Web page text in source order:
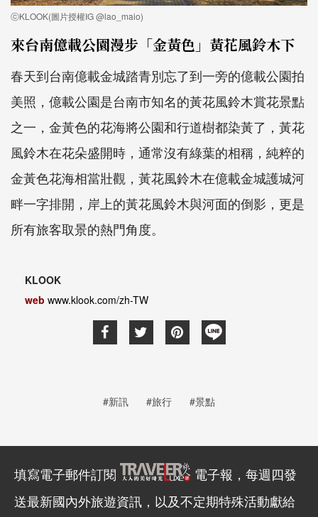
ⓒKLOOK(圖片授權IG @lao_maio)
來台南億載公園漫步「金黃色」黃花風鈴木下
春天到台南億載金城踏青別忘了到一旁的億載公園拍
美照，億載公園是台南市知名的黃花風鈴木賞花景點
之一，金黃色的花海將公園和行道樹都染黃了，黃花
風鈴木在花朵盛開時，通常沒有綠葉的相稱，純粹的
金黃色花海相當壯觀，黃花風鈴木在億載金城護城河
畔一字排開，岸上的黃花風鈴木與河面的倒影，更是
所有旅客取景的熱門角度。
KLOOK
web www.klook.com/zh-TW
#新訊 #旅行 #景點
填寫電子郵件訂閱
電子報，每週四發
送最新國內外旅遊資訊，以及不定期特殊活動獻給